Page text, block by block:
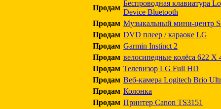
Продам
Беспроводная клавиатура
Device Bluetooth
Продам Музыкальный мини-центр
Продам DVD плеер / караоке LG
Продам Garmin Instinct 2
Продам велосипедные колёса 622 Х
Продам Телевизор LG Full HD
Продам Веб-камера Logitech Brio
Продам Колонка
Продам Принтер Canon TS3151